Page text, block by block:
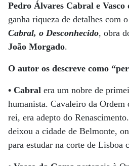
Pedro Álvares Cabral e Vasco
ganha riqueza de detalhes com
Cabral, o Desconhecido, obra
João Morgado.
O autor os descreve como
• Cabral era um nobre de
humanista. Cavaleiro da Ordem
rei, era adepto do
deixou a cidade de Belmonte,
para estudar na corte de Lisboa